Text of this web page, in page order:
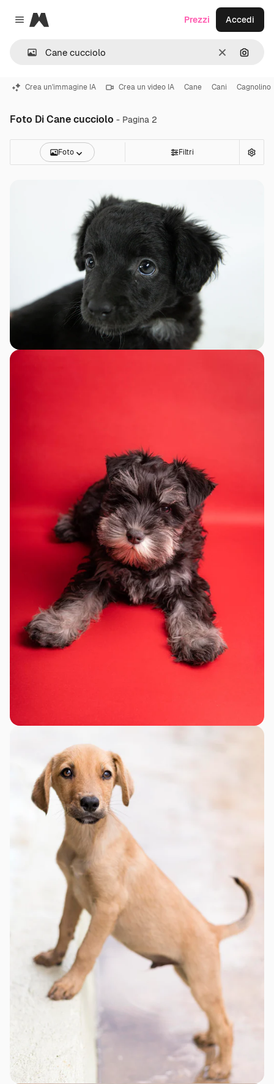
Close menu
Magnific
CancellaCerca
Prezzi Accedi
Crea un'immagine IA Crea un video IA Cane Cani Cagnolino
Foto Di Cane cucciolo - Pagina 2
Foto Filtri